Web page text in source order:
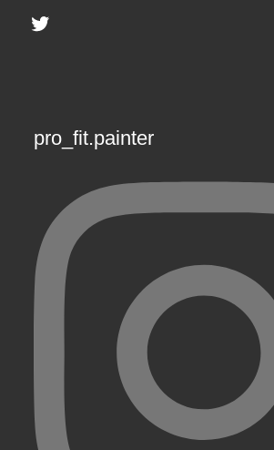
Twitter
pro_fit.painter